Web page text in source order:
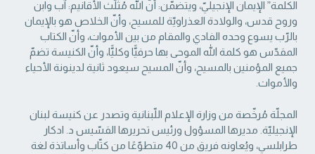
‏الكلمة” الإيمان الإنجيليّ، ويتضمّن: أنّ الله مُثلّث الأقانيم: آب وابن
وروح قدس، والولادة العذراويّة ‏للمسيح، وأنّ الخلاص هو بالإيمان
بالرّب يسوع وحده الفادي والمقام من بين الأموات، وأنّ الكتاب
‏المقدّس هو كلمة الله الموحى بها حرفيًّا وكليًّا، وأنّ الكنيسة تضمّ
جميع المؤمنين بالمسيح، وأنّ المسيح ‏سيعود ثانية لدينونة الأحياء
والأموات. ‏
المجلّة مُرخّصة من وزارة الإعلام اللّبنانية وتصدر عن كنيسة لبنان
الإنجيليّة. مديرها المسؤول ‏ورئيس تحريرها القسّيس د. ادكار
طرابلسي، ويُعاونه فريق من 40 متطوّعًا من كتّاب وأساتذة لغة